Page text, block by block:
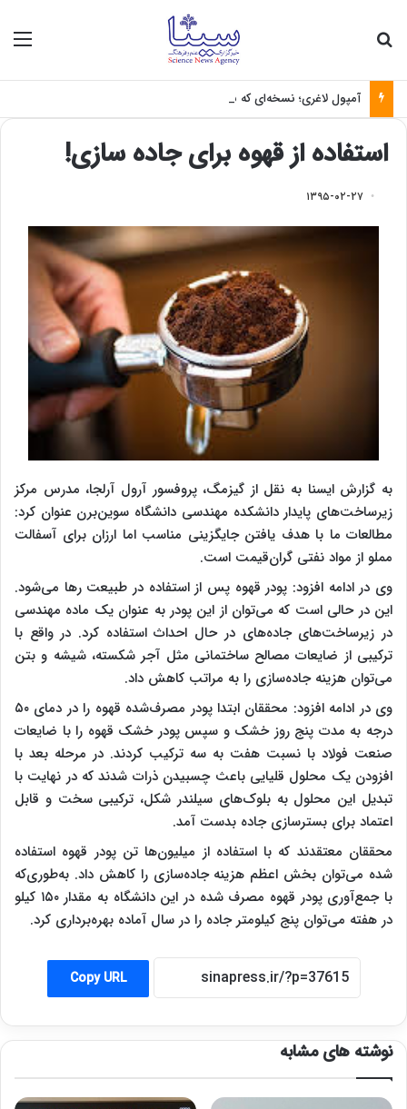
آمپول لاغری؛ نسخه‌ای که بدون تغذیه خطرناک می‌شود
استفاده از قهوه برای جاده سازی!
۱۳۹۵-۰۲-۲۷
به گزارش ایسنا به نقل از گیزمگ، پروفسور آرول آرلجا، مدرس مرکز
زیرساخت‌های پایدار دانشکده مهندسی دانشگاه سوین‌برن عنوان کرد:
مطالعات ما با هدف یافتن جایگزینی مناسب اما ارزان برای آسفالت
مملو از مواد نفتی گران‌قیمت است.
وی در ادامه افزود: پودر قهوه پس از استفاده در طبیعت رها می‌شود.
این در حالی است که می‌توان از این پودر به عنوان یک ماده مهندسی
در زیرساخت‌های جاده‌های در حال احداث استفاده کرد. در واقع با
ترکیبی از ضایعات مصالح ساختمانی مثل آجر شکسته، شیشه و بتن
می‌توان هزینه جاده‌سازی را به مراتب کاهش داد.
وی در ادامه افزود: محققان ابتدا پودر مصرف‌شده قهوه را در دمای ۵۰
درجه به مدت پنج روز خشک‌ و سپس پودر خشک قهوه را با ضایعات
صنعت فولاد با نسبت هفت به سه ترکیب کردند. در مرحله بعد با
افزودن یک محلول قلیایی باعث چسبیدن ذرات شدند که در نهایت با
تبدیل این محلول به بلوک‌های سیلندر شکل، ترکیبی سخت و قابل
اعتماد برای بسترسازی جاده‌ بدست آمد.
محققان معتقدند که با استفاده از میلیون‌ها تن پودر قهوه استفاده
شده می‌توان بخش اعظم هزینه‌ جاده‌سازی را کاهش داد. به‌طوری‌که
با جمع‌آوری پودر قهوه مصرف شده در این دانشگاه به مقدار ۱۵۰ کیلو
در هفته می‌توان پنج کیلومتر جاده را در سال آماده بهره‌برداری کرد.
Copy URL
نوشته های مشابه